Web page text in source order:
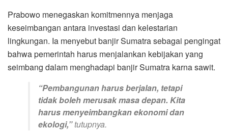
Prabowo menegaskan komitmennya menjaga
keseimbangan antara investasi dan kelestarian
lingkungan. Ia menyebut banjir Sumatra sebagai pengingat
bahwa pemerintah harus menjalankan kebijakan yang
seimbang dalam menghadapi banjir Sumatra karna sawit.
“Pembangunan harus berjalan, tetapi
tidak boleh merusak masa depan. Kita
harus menyeimbangkan ekonomi dan
ekologi,”tutupnya.